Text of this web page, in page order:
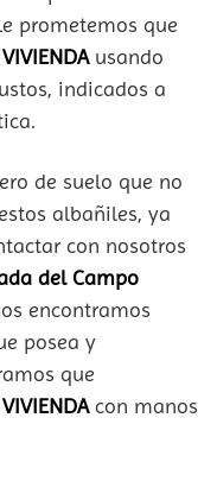
prometemos que
usando
indicados a
de suelo que no
albañiles, ya
con nosotros
del Campo
encontramos
posea y
que
con manos